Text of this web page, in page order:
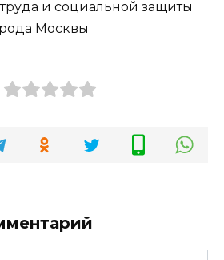
и социальной защиты
Москвы